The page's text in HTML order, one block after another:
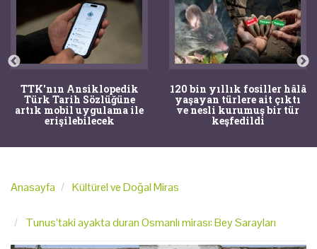
TTK'nın Ansiklopedik
Türk Tarih Sözlüğüne
artık mobil uygulama ile
erişilebilecek
120 bin yıllık fosiller hâlâ
yaşayan türlere ait çıktı
ve nesli kurumuş bir tür
keşfedildi
Anasayfa Kültürel ve Doğal Miras
Tunus’taki ayakta duran Osmanlı mirası: Bey Sarayları